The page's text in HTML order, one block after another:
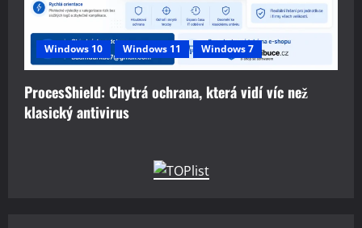
Windows 10 Windows 11 Windows 7
ProcesShield: Chytrá ochrana, která vidí víc než
klasický antivirus